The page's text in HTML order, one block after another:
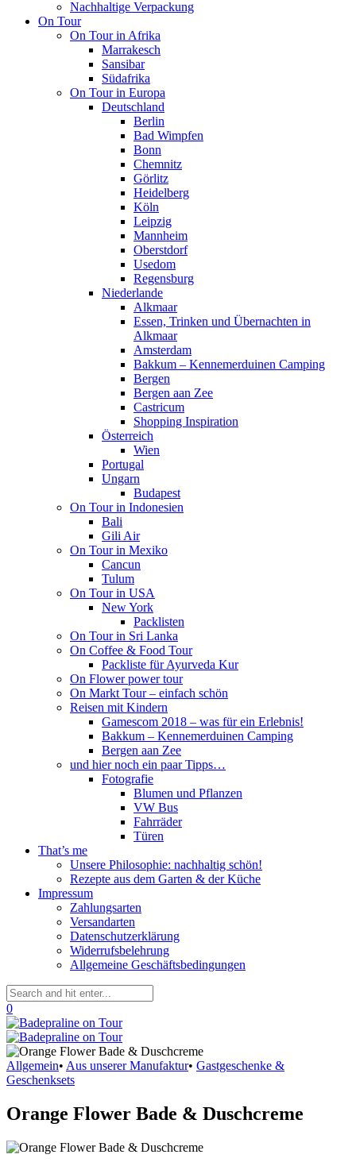
Nachhaltige Verpackung
On Tour
On Tour in Afrika
Marrakesch
Sansibar
Südafrika
On Tour in Europa
Deutschland
Berlin
Bad Wimpfen
Bonn
Chemnitz
Görlitz
Heidelberg
Köln
Leipzig
Mannheim
Oberstdorf
Usedom
Regensburg
Niederlande
Alkmaar
Essen, Trinken und Übernachten in
Alkmaar
Amsterdam
Bakkum – Kennemerduinen Camping
Bergen
Bergen aan Zee
Castricum
Shopping Inspiration
Österreich
Wien
Portugal
Ungarn
Budapest
On Tour in Indonesien
Bali
Gili Air
On Tour in Mexiko
Cancun
Tulum
On Tour in USA
New York
Packlisten
On Tour in Sri Lanka
On Coffee & Food Tour
Packliste für Ayurveda Kur
On Flower power tour
On Markt Tour – einfach schön
Reisen mit Kindern
Gamescom 2018 – was für ein Erlebnis!
Bakkum – Kennemerduinen Camping
Bergen aan Zee
und hier noch ein paar Tipps…
Fotografie
Blumen und Pflanzen
VW Bus
Fahrräder
Türen
That’s me
Unsere Philosophie: nachhaltig schön!
Rezepte aus dem Garten & der Küche
Impressum
Zahlungsarten
Versandarten
Datenschutzerklärung
Widerrufsbelehrung
Allgemeine Geschäftsbedingungen
0
Allgemein• Aus unserer Manufaktur• Gastgeschenke &
Geschenksets
Orange Flower Bade & Duschcreme